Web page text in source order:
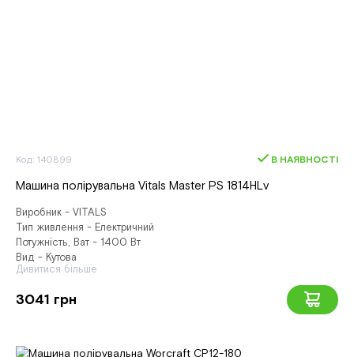
Код: 140899 В НАЯВНОСТІ
Машина полірувальна Vitals Master PS 1814HLv
Виробник - VITALS
Тип живлення - Електричний
Потужність, Ват - 1400 Вт
Вид - Кутова
Дивитися більше
3041 грн